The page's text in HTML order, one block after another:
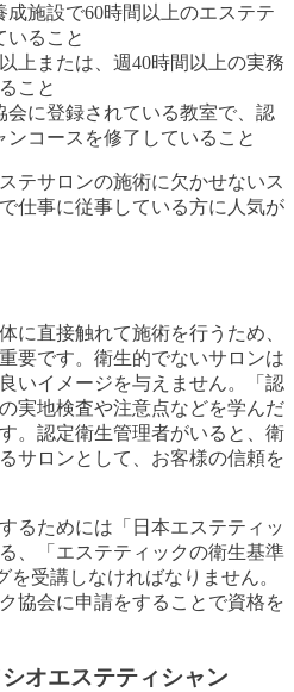
施設で60時間以上のエステテ
いること
上または、週40時間以上の実務
こと
会に登録されている教室で、認
コースを修了していること
テサロンの施術に欠かせないス
仕事に従事している方に人気が
に直接触れて施術を行うため、
要です。衛生的でないサロンは
いイメージを与えません。「認
実地検査や注意点などを学んだ
。認定衛生管理者がいると、衛
サロンとして、お客様の信頼を
るためには「日本エステティッ
、「エステティックの衛生基準
を受講しなければなりません。
協会に申請をすることで資格を
オエステティシャン